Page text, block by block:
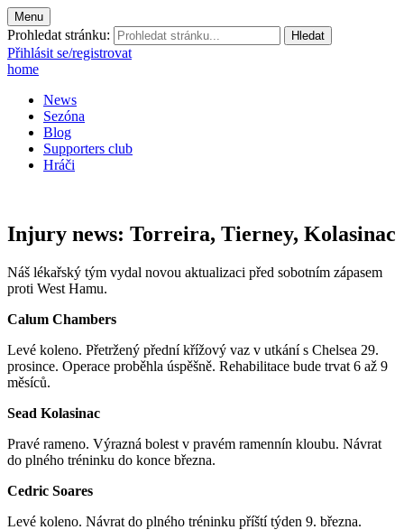
Menu
Prohledat stránku:
Přihlásit se/registrovat
home
News
Sezóna
Blog
Supporters club
Hráči
Injury news: Torreira, Tierney, Kolasinac
Náš lékařský tým vydal novou aktualizaci před sobotním zápasem
proti West Hamu.
Calum Chambers
Levé koleno. Přetržený přední křížový vaz v utkání s Chelsea 29.
prosince. Operace proběhla úspěšně. Rehabilitace bude trvat 6 až 9
měsíců.
Sead Kolasinac
Pravé rameno. Výrazná bolest v pravém ramennín kloubu. Návrat
do plného tréninku do konce března.
Cedric Soares
Levé koleno. Návrat do plného tréninku příští týden 9. března.